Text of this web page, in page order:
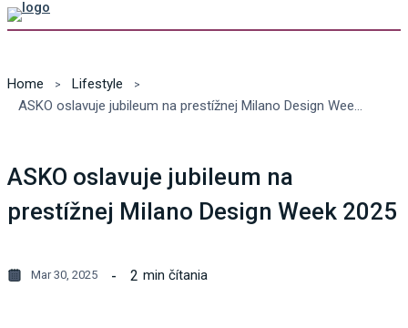
Home
Lifestyle
ASKO oslavuje jubileum na prestížnej Milano Design Week 2025
ASKO oslavuje jubileum na
prestížnej Milano Design Week 2025
Mar 30, 2025 2 min čítania